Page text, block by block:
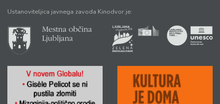
Ustanoviteljica javnega zavoda Kinodvor je: